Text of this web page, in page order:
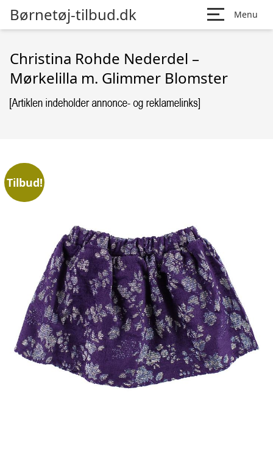
Børnetøj-tilbud.dk Menu
Christina Rohde Nederdel –
Mørkelilla m. Glimmer Blomster
Tilbud!